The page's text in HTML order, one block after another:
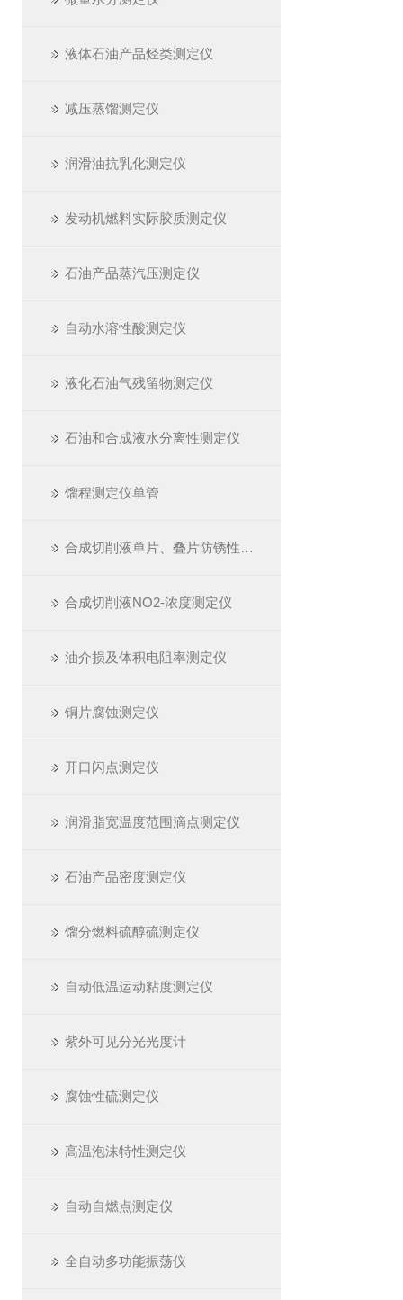
液体石油产品烃类测定仪
减压蒸馏测定仪
润滑油抗乳化测定仪
发动机燃料实际胶质测定仪
石油产品蒸汽压测定仪
自动水溶性酸测定仪
液化石油气残留物测定仪
石油和合成液水分离性测定仪
馏程测定仪单管
合成切削液单片、叠片防锈性测定仪
合成切削液NO2-浓度测定仪
油介损及体积电阻率测定仪
铜片腐蚀测定仪
开口闪点测定仪
润滑脂宽温度范围滴点测定仪
石油产品密度测定仪
馏分燃料硫醇硫测定仪
自动低温运动粘度测定仪
紫外可见分光光度计
腐蚀性硫测定仪
高温泡沫特性测定仪
自动自燃点测定仪
全自动多功能振荡仪